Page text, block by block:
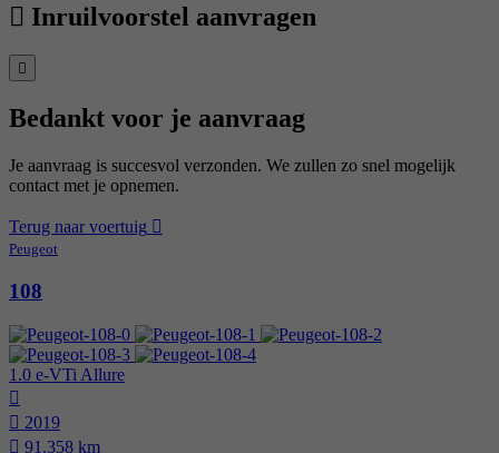
Inruilvoorstel aanvragen
Bedankt voor je aanvraag
Je aanvraag is succesvol verzonden. We zullen zo snel mogelijk
contact met je opnemen.
Terug naar voertuig
Peugeot
108
1.0 e-VTi Allure
2019
91.358 km